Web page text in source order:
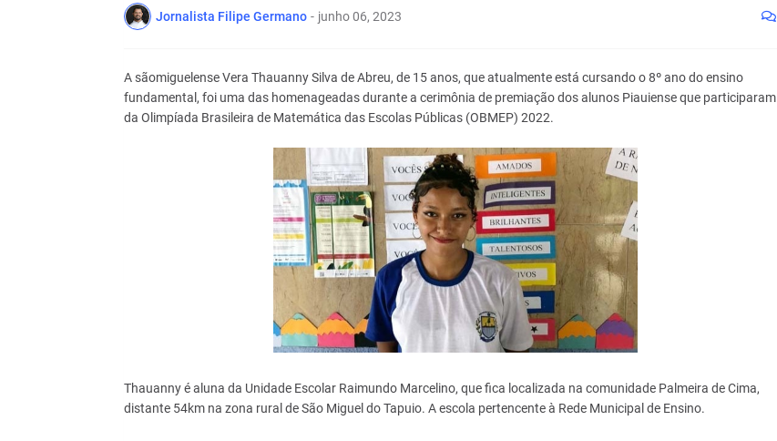
Jornalista Filipe Germano - junho 06, 2023
A sãomiguelense Vera Thauanny Silva de Abreu, de 15 anos, que atualmente está cursando o 8º ano do ensino
fundamental, foi uma das homenageadas durante a cerimônia de premiação dos alunos Piauiense que participaram
da Olimpíada Brasileira de Matemática das Escolas Públicas (OBMEP) 2022.
Thauanny é aluna da Unidade Escolar Raimundo Marcelino, que fica localizada na comunidade Palmeira de Cima,
distante 54km na zona rural de São Miguel do Tapuio. A escola pertencente à Rede Municipal de Ensino.